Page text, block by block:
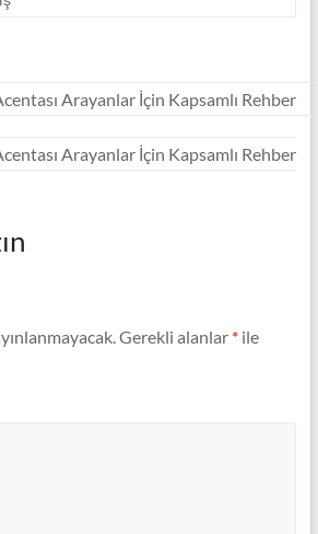
Arayanlar İçin Kapsamlı Rehber
Arayanlar İçin Kapsamlı Rehber
Gerekli alanlar *ile